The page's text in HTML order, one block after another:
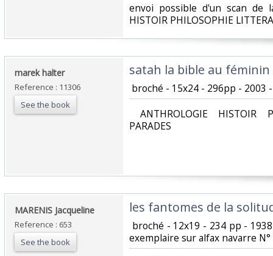
‎envoi possible d'un scan de
HISTOIR PHILOSOPHIE
‎marek halter‎
Reference : 11306
See the book
‎satah la bible au féminin‎
broché - 15x24 - 296pp -
ANTHROLOGIE HISTOIR
PARADES‎
‎MARENIS Jacqueline‎
Reference : 653
See the book
‎les fantomes de la
broché - 12x19 - 234 pp -
exemplaire sur alfax navarre